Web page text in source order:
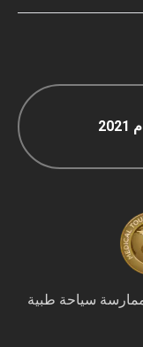
سياحة طبية